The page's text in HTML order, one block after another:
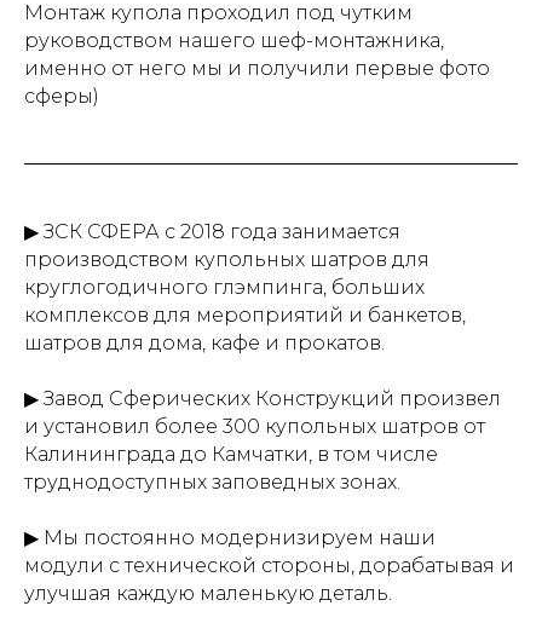
Монтаж купола проходил под чутким
руководством нашего шеф-монтажника,
именно от него мы и получили первые фото
сферы)
▶ ЗСК СФЕРА с 2018 года занимается
производством купольных шатров для
круглогодичного глэмпинга, больших
комплексов для мероприятий и банкетов,
шатров для дома, кафе и прокатов.
▶ Завод Сферических Конструкций произвел
и установил более 300 купольных шатров от
Калининграда до Камчатки, в том числе
труднодоступных заповедных зонах.
▶ Мы постоянно модернизируем наши
модули с технической стороны, дорабатывая и
улучшая каждую маленькую деталь.